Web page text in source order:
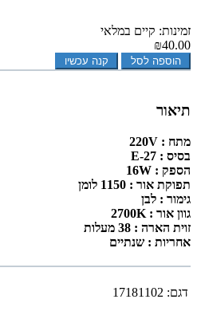
זמינות: קיים במלאי
₪40.00
הוספה לסל קנה עכשיו
תיאור
מתח : 220V
בסיס : E-27
הספק : 16W
תפוקת אור : 1150 לומן
גימור : לבן
גוון אור : 2700K
זוית הארה : 38 מעלות
אחריות : שנתיים
דגם: 17181102